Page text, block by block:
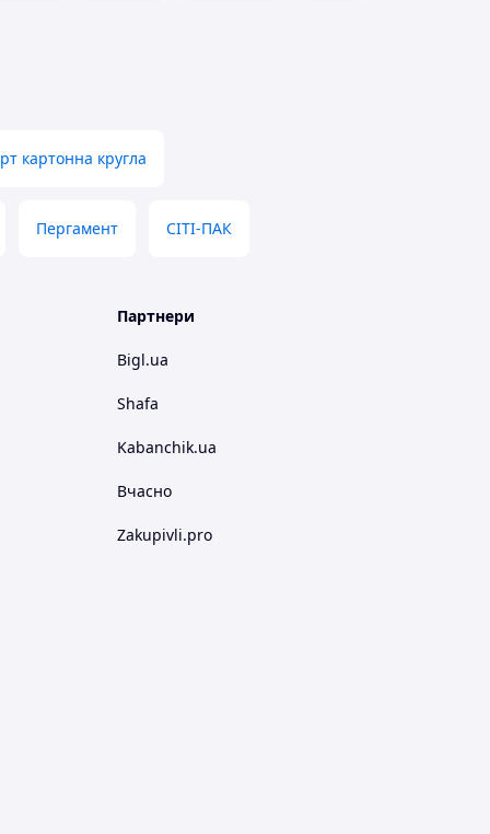
картонна кругла
Пергамент СІТІ-ПАК
Партнери
Bigl.ua
Shafa
Kabanchik.ua
Вчасно
Zakupivli.pro